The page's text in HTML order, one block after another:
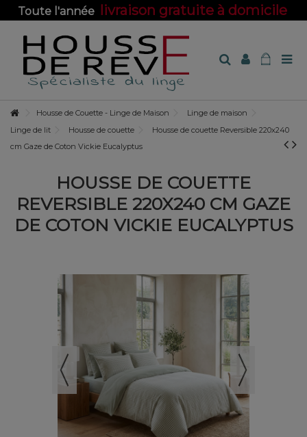
Toute l'année livraison gratuite à domicile
Housse de Couette - Linge de Maison
Linge de maison
Linge de lit
Housse de couette
Housse de couette Reversible 220x240
cm Gaze de Coton Vickie Eucalyptus
HOUSSE DE COUETTE
REVERSIBLE 220X240 CM GAZE
DE COTON VICKIE EUCALYPTUS